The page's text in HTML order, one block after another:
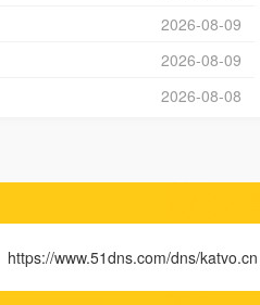
2026-08-09
2026-08-09
2026-08-08
https://www.51dns.com/dns/katvo.cn